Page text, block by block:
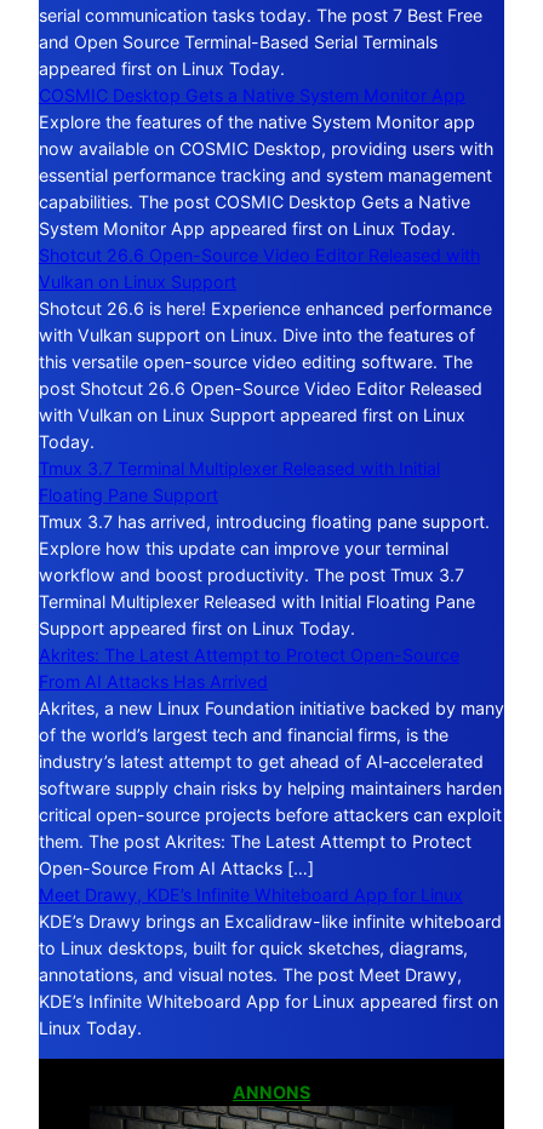
serial communication tasks today. The post 7 Best Free
and Open Source Terminal-Based Serial Terminals
appeared first on Linux Today.
COSMIC Desktop Gets a Native System Monitor App
Explore the features of the native System Monitor app
now available on COSMIC Desktop, providing users with
essential performance tracking and system management
capabilities. The post COSMIC Desktop Gets a Native
System Monitor App appeared first on Linux Today.
Shotcut 26.6 Open-Source Video Editor Released with
Vulkan on Linux Support
Shotcut 26.6 is here! Experience enhanced performance
with Vulkan support on Linux. Dive into the features of
this versatile open-source video editing software. The
post Shotcut 26.6 Open-Source Video Editor Released
with Vulkan on Linux Support appeared first on Linux
Today.
Tmux 3.7 Terminal Multiplexer Released with Initial
Floating Pane Support
Tmux 3.7 has arrived, introducing floating pane support.
Explore how this update can improve your terminal
workflow and boost productivity. The post Tmux 3.7
Terminal Multiplexer Released with Initial Floating Pane
Support appeared first on Linux Today.
Akrites: The Latest Attempt to Protect Open-Source
From AI Attacks Has Arrived
Akrites, a new Linux Foundation initiative backed by many
of the world’s largest tech and financial firms, is the
industry’s latest attempt to get ahead of AI‑accelerated
software supply chain risks by helping maintainers harden
critical open-source projects before attackers can exploit
them. The post Akrites: The Latest Attempt to Protect
Open-Source From AI Attacks […]
Meet Drawy, KDE’s Infinite Whiteboard App for Linux
KDE’s Drawy brings an Excalidraw-like infinite whiteboard
to Linux desktops, built for quick sketches, diagrams,
annotations, and visual notes. The post Meet Drawy,
KDE’s Infinite Whiteboard App for Linux appeared first on
Linux Today.
ANNONS